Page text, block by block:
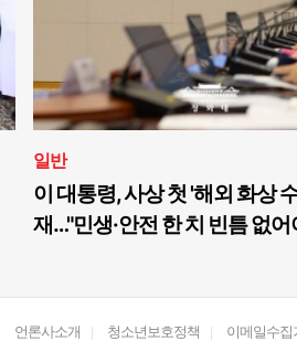
일반
이 대통령, 사상 첫 '해외 화상
재…"민생·안전 한 치 빈틈 없어
언론사소개 청소년보호정책 이메일수집